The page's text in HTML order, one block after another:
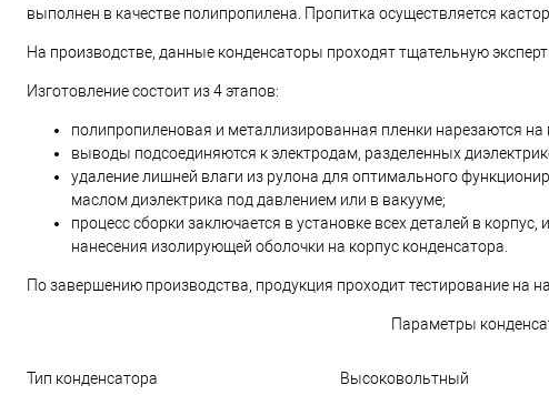
выполнен в качестве полипропилена. Пропитка осуществляется
На производстве, данные конденсаторы проходят тщательную
Изготовление состоит из 4 этапов:
полипропиленовая и металлизированная пленки нарезаются
выводы подсоединяются к электродам, разделенных
удаление лишней влаги из рулона для оптимального
маслом диэлектрика под давлением или в вакууме;
процесс сборки заключается в установке всех деталей в
нанесения изолирующей оболочки на корпус конденсатора.
По завершению производства, продукция проходит тестирование на
Параметры
Тип конденсатора Высоковольтный